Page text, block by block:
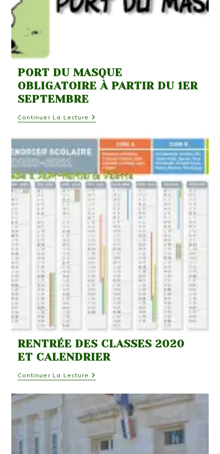
PORT DU MASQUE
OBLIGATOIRE À PARTIR DU 1ER
SEPTEMBRE
Continuer La Lecture Port
Du
Obligatoire
À
Partir
1er
Septembre
RENTRÉE DES CLASSES 2020
ET CALENDRIER
Continuer La Lecture Rentrée
Des
Calendrier